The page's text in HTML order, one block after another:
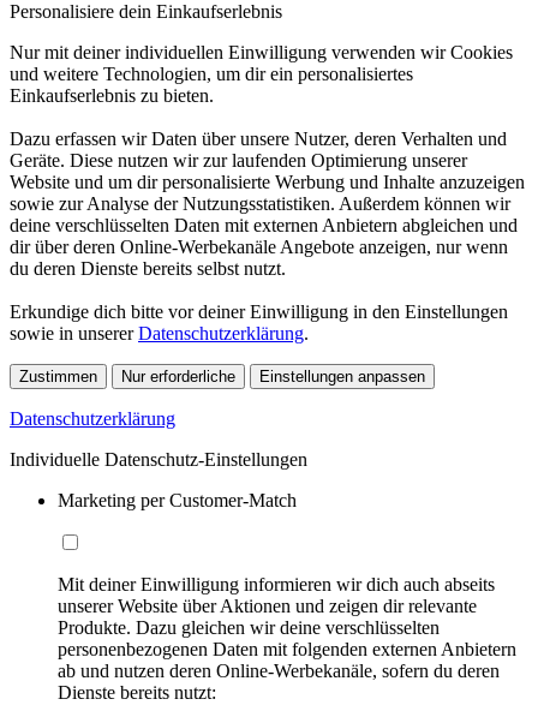
Personalisiere dein Einkaufserlebnis
Nur mit deiner individuellen Einwilligung verwenden wir Cookies
und weitere Technologien, um dir ein personalisiertes
Einkaufserlebnis zu bieten.
Dazu erfassen wir Daten über unsere Nutzer, deren Verhalten und
Geräte. Diese nutzen wir zur laufenden Optimierung unserer
Website und um dir personalisierte Werbung und Inhalte anzuzeigen
sowie zur Analyse der Nutzungsstatistiken. Außerdem können wir
deine verschlüsselten Daten mit externen Anbietern abgleichen und
dir über deren Online-Werbekanäle Angebote anzeigen, nur wenn
du deren Dienste bereits selbst nutzt.
Erkundige dich bitte vor deiner Einwilligung in den Einstellungen
sowie in unsererDatenschutzerklärung.
Zustimmen Nur erforderliche Einstellungen anpassen
Datenschutzerklärung
Individuelle Datenschutz-Einstellungen
Marketing per Customer-Match
Mit deiner Einwilligung informieren wir dich auch abseits
unserer Website über Aktionen und zeigen dir relevante
Produkte. Dazu gleichen wir deine verschlüsselten
personenbezogenen Daten mit folgenden externen Anbietern
ab und nutzen deren Online-Werbekanäle, sofern du deren
Dienste bereits nutzt: